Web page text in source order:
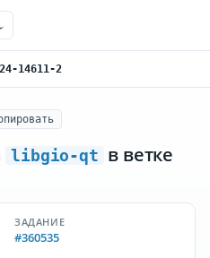
14611-2
libgio-qt в ветке
ЗАДАНИЕ
#360535